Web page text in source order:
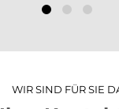
WIR SIND FÜR SIE